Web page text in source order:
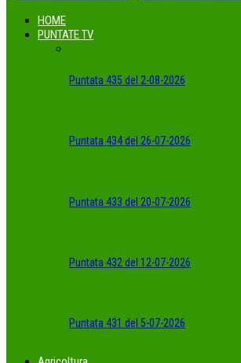
HOME
PUNTATE TV
Puntata 435 del 2-08-2026
Puntata 434 del 26-07-2026
Puntata 433 del 20-07-2026
Puntata 432 del 12-07-2026
Puntata 431 del 5-07-2026